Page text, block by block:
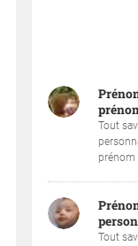
Tout
prénom
Tout